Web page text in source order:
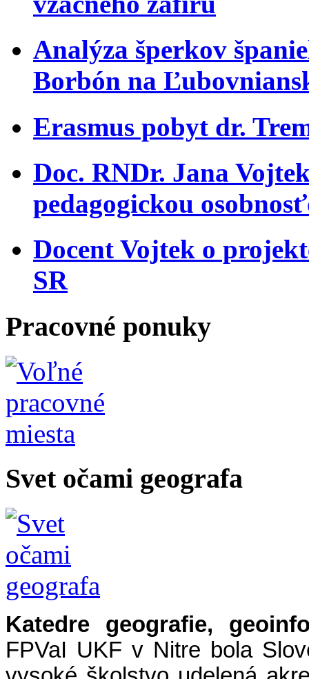
Analýza šperkov
Borbón na
Erasmus pobyt dr.
Doc. RNDr. Jana
pedagogickou
Docent Vojtek o
SR
Pracovné ponuky
Svet očami geografa
Katedre geografie,
FPVaI UKF v Nitre bola